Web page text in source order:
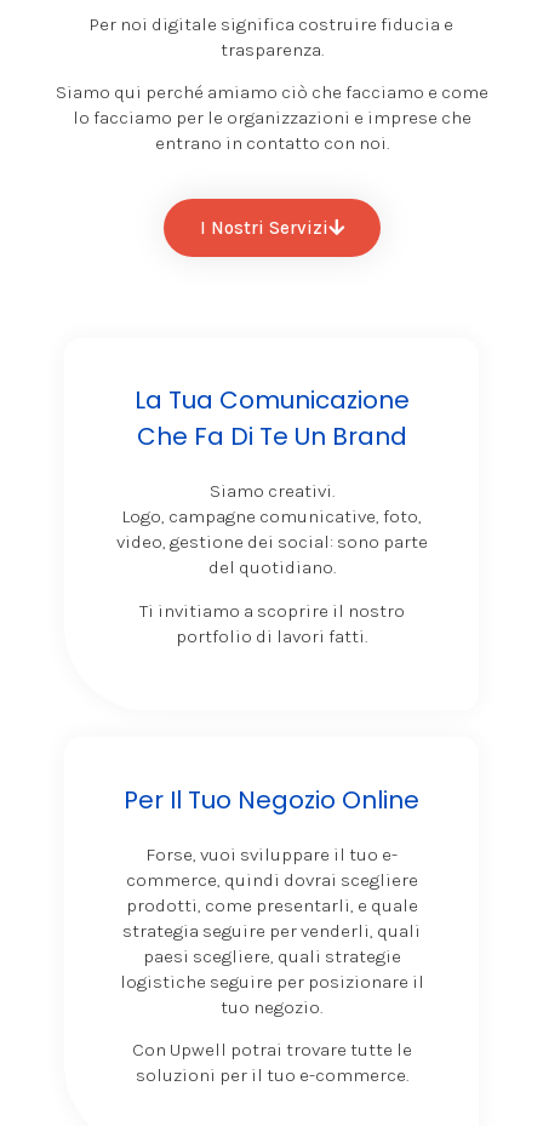
La Tua Comunicazione
Che Fa Di Te Un Brand
Siamo creativi.
Logo, campagne comunicative, foto,
video, gestione dei social: sono parte
del quotidiano.
Ti invitiamo a scoprire il nostro
portfolio di lavori fatti.
Per Il Tuo Negozio Online
Forse, vuoi sviluppare il tuo e-
commerce, quindi dovrai scegliere
prodotti, come presentarli, e quale
strategia seguire per venderli, quali
paesi scegliere, quali strategie
logistiche seguire per posizionare il
tuo negozio.
Con Upwell potrai trovare tutte le
soluzioni per il tuo e-commerce.
Per noi digitale significa costruire fiducia e
trasparenza.
Siamo qui perché amiamo ciò che facciamo e come
lo facciamo per le organizzazioni e imprese che
entrano in contatto con noi.
I Nostri Servizi